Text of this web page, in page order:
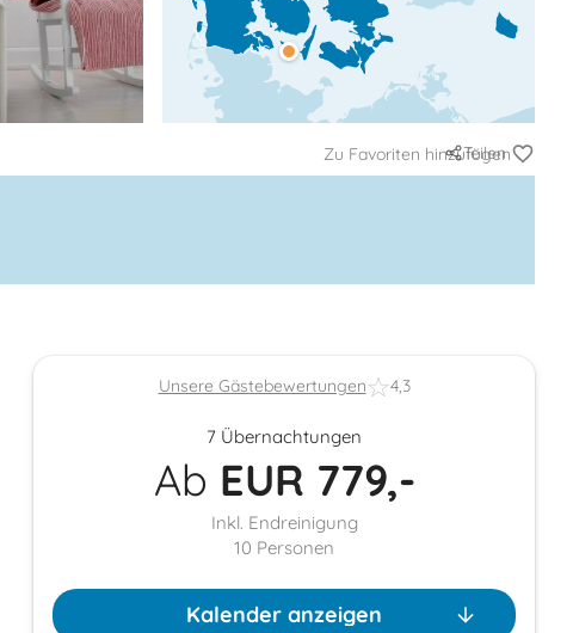
Zu Favoriten hinzufügen
Teilen
Unsere Gästebewertungen 4,3
7 Übernachtungen
Ab EUR 779,-
Inkl. Endreinigung
10 Personen
Kalender anzeigen